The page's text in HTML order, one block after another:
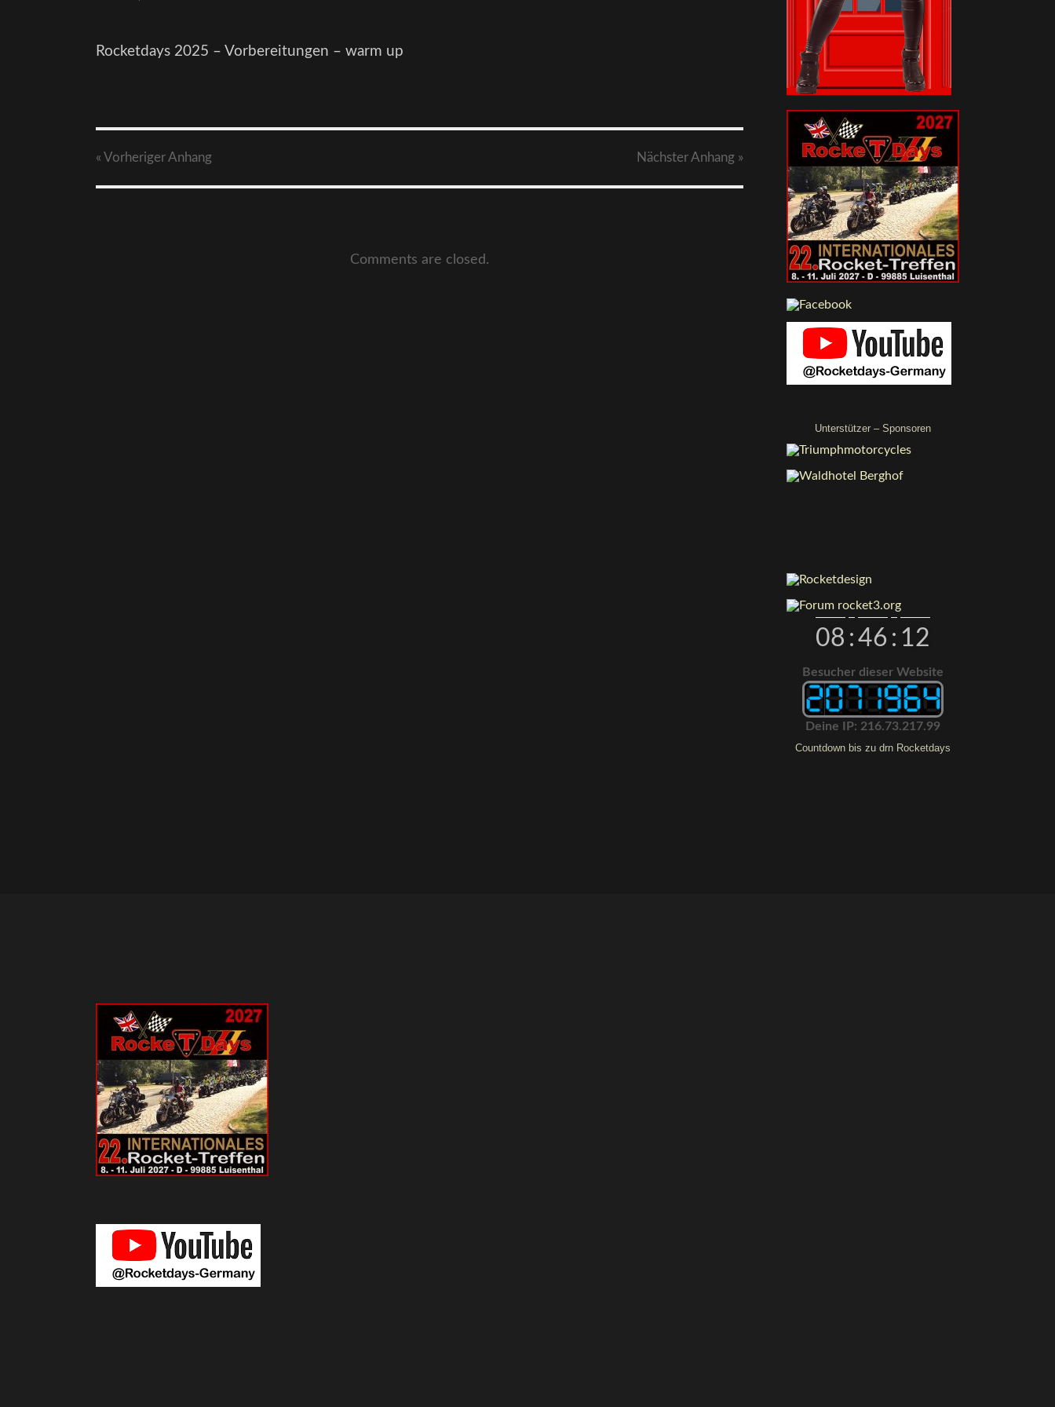
Rocketdays 2025 – Vorbereitungen – warm up
« VorherigerAnhang NächsterAnhang »
Comments are closed.
Unterstützer – Sponsoren
08 :46 : 13
Besucher dieser Website
Deine IP: 216.73.217.99
Countdown bis zu drn Rocketdays